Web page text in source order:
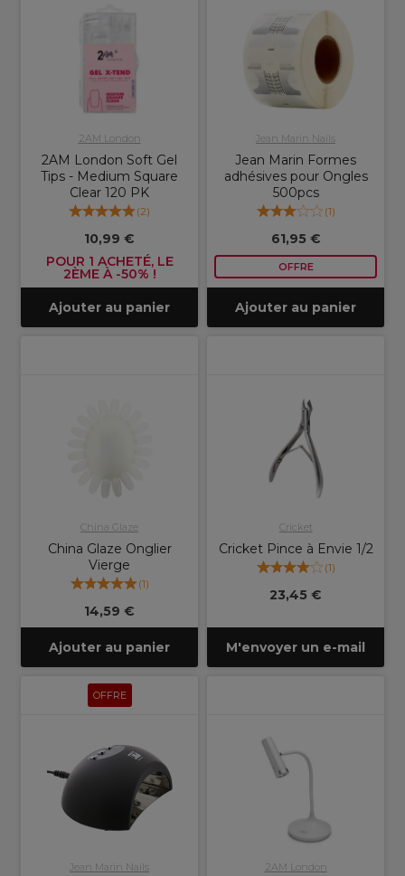
2AM London
2AM London Soft Gel
Tips - Medium Square
Clear 120 PK
(2)
10,99 €
POUR 1 ACHETÉ, LE
2ÈME À -50% !
Ajouter au panier
Jean Marin Nails
Jean Marin Formes
adhésives pour Ongles
500pcs
(1)
61,95 €
OFFRE
Ajouter au panier
China Glaze
China Glaze Onglier
Vierge
(1)
14,59 €
Ajouter au panier
Cricket
Cricket Pince à Envie 1/2
(1)
23,45 €
M'envoyer un e-mail
OFFRE
Jean Marin Nails 2AM London